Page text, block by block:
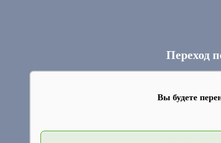
Переход
Вы будете